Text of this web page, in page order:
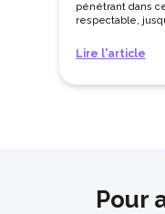
pénétrant dans
respectable,
Lire l'article
Pour